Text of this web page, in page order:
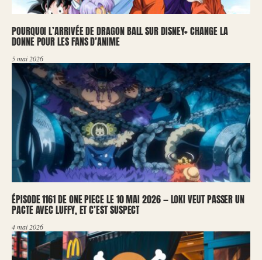
POURQUOI L’ARRIVÉE DE DRAGON BALL SUR DISNEY+ CHANGE LA
DONNE POUR LES FANS D’ANIME
5 mai 2026
ÉPISODE 1161 DE ONE PIECE LE 10 MAI 2026 — LOKI VEUT PASSER UN
PACTE AVEC LUFFY, ET C’EST SUSPECT
4 mai 2026